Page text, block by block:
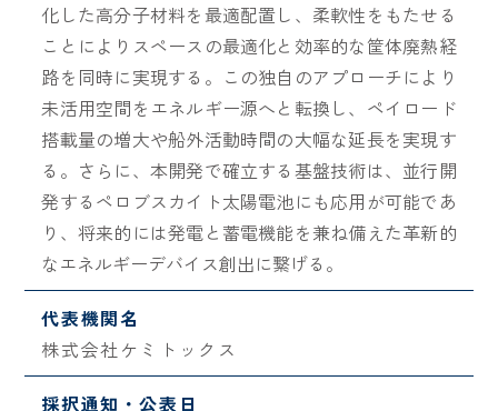
化した高分子材料を最適配置し、柔軟性をもたせる
ことによりスペースの最適化と効率的な筐体廃熱経
路を同時に実現する。この独自のアプローチにより
未活用空間をエネルギー源へと転換し、ペイロード
搭載量の増大や船外活動時間の大幅な延長を実現す
る。さらに、本開発で確立する基盤技術は、並行開
発するペロブスカイト太陽電池にも応用が可能であ
り、将来的には発電と蓄電機能を兼ね備えた革新的
なエネルギーデバイス創出に繋げる。
代表機関名
株式会社ケミトックス
採択通知・公表日